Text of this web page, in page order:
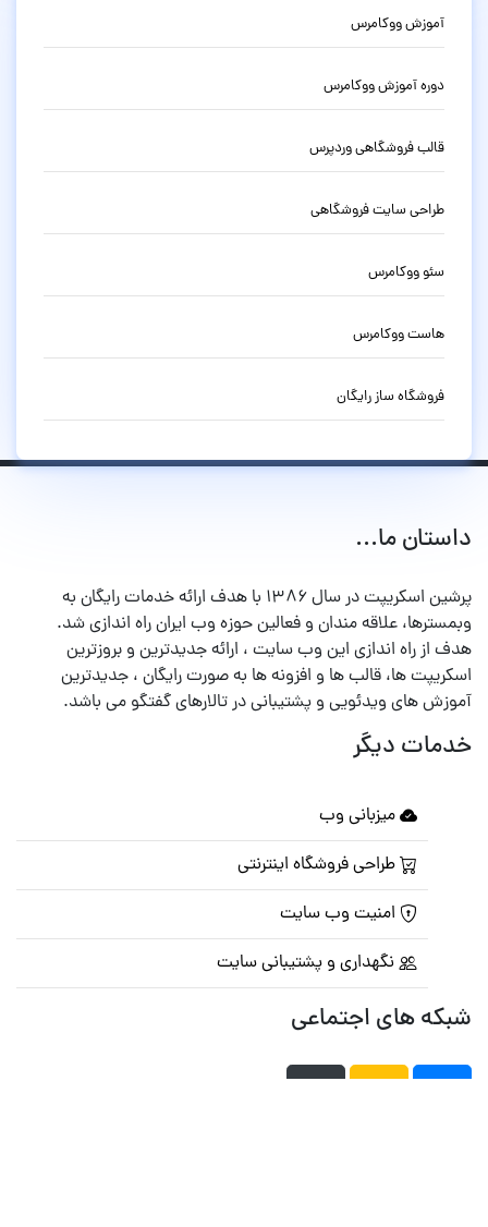
آموزش ووکامرس
دوره آموزش ووکامرس
قالب فروشگاهی وردپرس
طراحی سایت فروشگاهی
سئو ووکامرس
هاست ووکامرس
فروشگاه ساز رایگان
داستان ما...
پرشین اسکریپت در سال ۱۳۸۶ با هدف ارائه خدمات رایگان به
وبمسترها، علاقه مندان و فعالین حوزه وب ایران راه اندازی شد.
هدف از راه اندازی این وب سایت ، ارائه جدیدترین و بروزترین
اسکریپت ها، قالب ها و افزونه ها به صورت رایگان ، جدیدترین
آموزش های ویدئویی و پشتیبانی در تالارهای گفتگو می باشد.
خدمات دیگر
میزبانی وب
طراحی فروشگاه اینترنتی
امنیت وب سایت
نگهداری و پشتیبانی سایت
شبکه های اجتماعی